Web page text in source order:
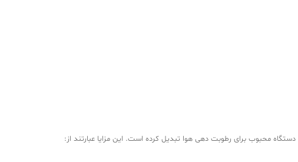
دستگاه محبوب برای رطوبت دهی هوا تبدیل کرده است. این مزایا عبارتند از: